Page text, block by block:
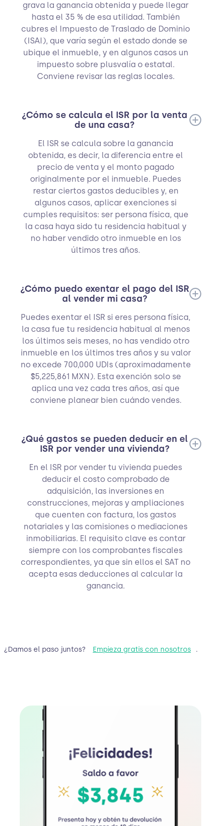
grava la ganancia obtenida y puede llegar
hasta el 35 % de esa utilidad. También
cubres el Impuesto de Traslado de Dominio
(ISAI), que varía según el estado donde se
ubique el inmueble, y en algunos casos un
impuesto sobre plusvalía o estatal.
Conviene revisar las reglas locales.
¿Cómo se calcula el ISR por la venta
de una casa?
El ISR se calcula sobre la ganancia
obtenida, es decir, la diferencia entre el
precio de venta y el monto pagado
originalmente por el inmueble. Puedes
restar ciertos gastos deducibles y, en
algunos casos, aplicar exenciones si
cumples requisitos: ser persona física, que
la casa haya sido tu residencia habitual y
no haber vendido otro inmueble en los
últimos tres años.
¿Cómo puedo exentar el pago del ISR
al vender mi casa?
Puedes exentar el ISR si eres persona física,
la casa fue tu residencia habitual al menos
los últimos seis meses, no has vendido otro
inmueble en los últimos tres años y su valor
no excede 700,000 UDIs (aproximadamente
$5,225,861 MXN). Esta exención solo se
aplica una vez cada tres años, así que
conviene planear bien cuándo vendes.
¿Qué gastos se pueden deducir en el
ISR por vender una vivienda?
En el ISR por vender tu vivienda puedes
deducir el costo comprobado de
adquisición, las inversiones en
construcciones, mejoras y ampliaciones
que cuenten con factura, los gastos
notariales y las comisiones o mediaciones
inmobiliarias. El requisito clave es contar
siempre con los comprobantes fiscales
correspondientes, ya que sin ellos el SAT no
acepta esas deducciones al calcular la
ganancia.
¿Damos el paso juntos? Empieza gratis con nosotros .